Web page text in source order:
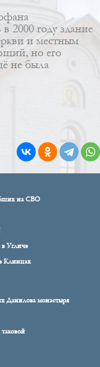
2000 году здание
и местным
но его
не была
на СВО
в Угличе
Клинцах
Данилова монастыря